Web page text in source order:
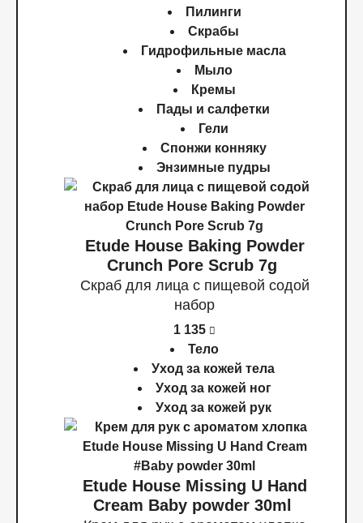
Пилинги
Скрабы
Гидрофильные масла
Мыло
Кремы
Пады и салфетки
Гели
Спонжи конняку
Энзимные пудры
Etude House Baking Powder
Crunch Pore Scrub 7g
Скраб для лица с пищевой содой
набор
1 135
Тело
Уход за кожей тела
Уход за кожей ног
Уход за кожей рук
Etude House Missing U Hand
Cream Baby powder 30ml